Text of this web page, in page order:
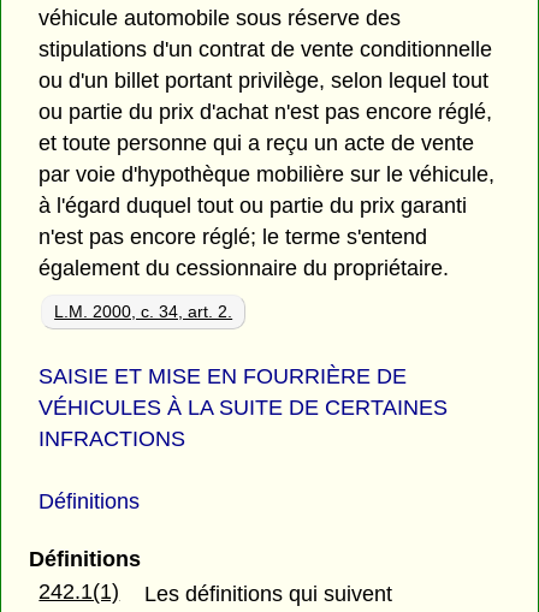
véhicule automobile sous réserve des
stipulations d'un contrat de vente conditionnelle
ou d'un billet portant privilège, selon lequel tout
ou partie du prix d'achat n'est pas encore réglé,
et toute personne qui a reçu un acte de vente
par voie d'hypothèque mobilière sur le véhicule,
à l'égard duquel tout ou partie du prix garanti
n'est pas encore réglé; le terme s'entend
également du cessionnaire du propriétaire.
L.M. 2000, c. 34, art. 2.
SAISIE ET MISE EN FOURRIÈRE DE
VÉHICULES À LA SUITE DE CERTAINES
INFRACTIONS
Définitions
Définitions
242.1(1)
Les définitions qui suivent